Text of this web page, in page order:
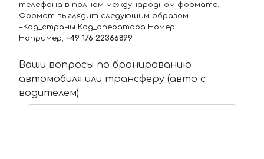
телефона в полном международном формате.
Формат выглядит следующим образом:
+Код_страны Код_оператора Номер
Например, +49 176 22366899
Ваши вопросы по бронированию
автомобиля или трансферу (авто с
водителем)